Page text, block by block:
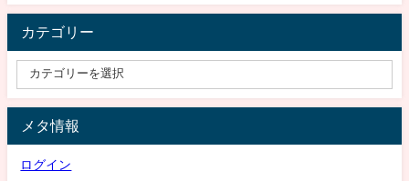
カテゴリー
メタ情報
ログイン